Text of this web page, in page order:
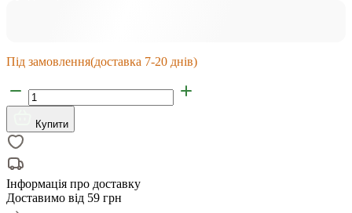
Під замовлення(доставка 7-20 днів)
Купити
Інформація про доставку
Доставимо від 59 грн